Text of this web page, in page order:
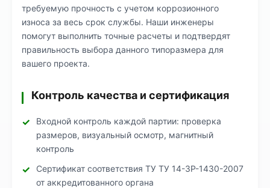
требуемую прочность с учетом коррозионного
износа за весь срок службы. Наши инженеры
помогут выполнить точные расчеты и подтвердят
правильность выбора данного типоразмера для
вашего проекта.
Контроль качества и сертификация
Входной контроль каждой партии: проверка
размеров, визуальный осмотр, магнитный
контроль
Сертификат соответствия ТУ ТУ 14-3Р-1430-2007
от аккредитованного органа